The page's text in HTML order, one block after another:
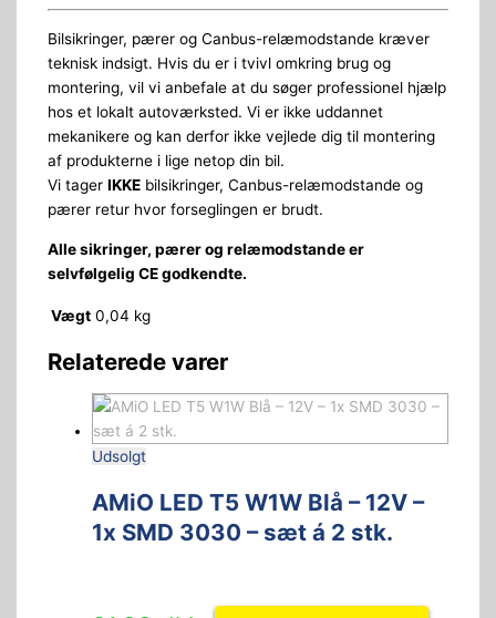
Bilsikringer, pærer og Canbus-relæmodstande kræver
teknisk indsigt. Hvis du er i tvivl omkring brug og
montering, vil vi anbefale at du søger professionel hjælp
hos et lokalt autoværksted. Vi er ikke uddannet
mekanikere og kan derfor ikke vejlede dig til montering
af produkterne i lige netop din bil.
Vi tager IKKEbilsikringer, Canbus-relæmodstande og
pærer retur hvor forseglingen er brudt.
Alle sikringer, pærer og relæmodstande er
selvfølgelig CE godkendte.
Vægt 0,04 kg
Relaterede varer
Udsolgt
AMiO LED T5 W1W Blå – 12V –
1x SMD 3030 – sæt á 2 stk.